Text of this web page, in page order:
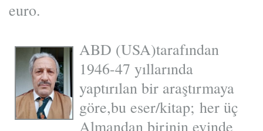
euro.
ABD (USA)tarafından
1946-47 yıllarında
yaptırılan bir araştırmaya
göre,bu eser/kitap; her üç
Almandan birinin evinde